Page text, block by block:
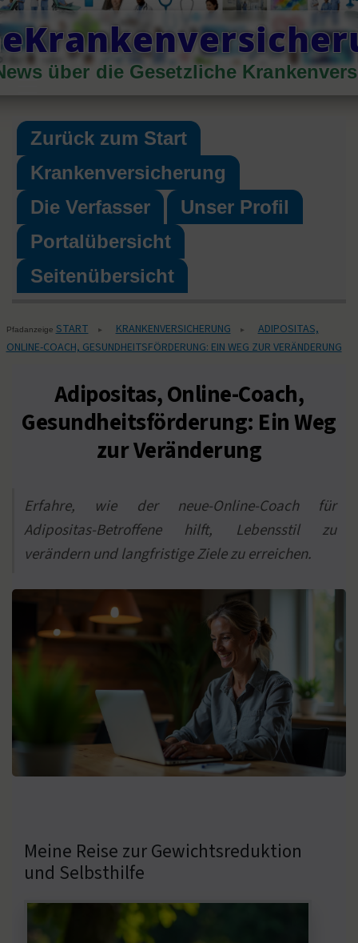
Skip
to
contentüber die Gesetzliche
Primary
Menu
Zurück zum Start
Krankenversicherung
Die Verfasser
Unser Profil
Portalübersicht
Seitenübersicht
Pfadanzeige START ▸ KRANKENVERSICHERUNG ▸
ADIPOSITAS,
ONLINE-COACH, GESUNDHEITSFÖRDERUNG: EIN WEG ZUR VERÄNDERUNG
Adipositas, Online-Coach,
Gesundheitsförderung: Ein Weg
zur Veränderung
Erfahre, wie der neue-Online-Coach für
Adipositas-Betroffene hilft, Lebensstil zu
verändern und langfristige Ziele zu erreichen.
Meine Reise zur Gewichtsreduktion
und Selbsthilfe